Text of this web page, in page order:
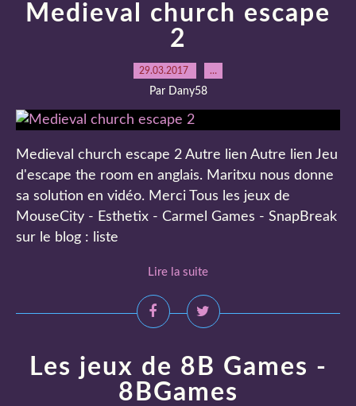
Medieval church escape
2
29.03.2017 …
Par Dany58
Medieval church escape 2 Autre lien Autre lien Jeu
d'escape the room en anglais. Maritxu nous donne
sa solution en vidéo. Merci Tous les jeux de
MouseCity - Esthetix - Carmel Games - SnapBreak
sur le blog : liste
Lire la suite
Les jeux de 8B Games -
8BGames